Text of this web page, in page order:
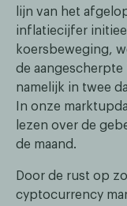
lijn van het
inflatiecijfer
koersbeweging,
de aangescherpte
namelijk in twee
In onze
lezen over de
de maand.
Door de rust op
cyptocurrency